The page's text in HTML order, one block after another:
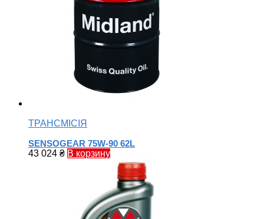
ТРАНСМІСІЯ
SENSOGEAR 75W-90 62L
43 024 ₴ В корзину